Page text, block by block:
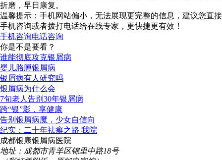
折磨，早日康复。
温馨提示：手机网站偏小，无法展现更完整的信息，建议您直接
手机咨询或者拨打电话给在线专家，更快捷更有效！
手机咨询电话咨询
你是不是要看？
谁能彻底攻克银屑病
婴儿胳膊银屑病
银屑病有人研究吗
银屑病为什么会
7旬老人告别30年银屑病
跨“银”影，享健康
告别银屑病魔，少女自信向
纪实：二十年祛癣之路 我院
成都银康银屑病医院
地址：成都市青羊区锦里中路18号